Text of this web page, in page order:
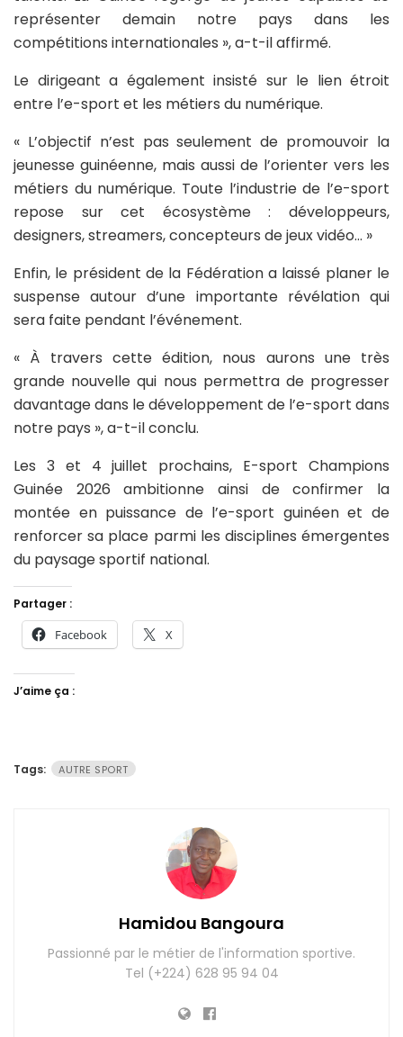
représenter demain notre pays dans les
compétitions internationales », a-t-il affirmé.
Le dirigeant a également insisté sur le lien étroit
entre l’e-sport et les métiers du numérique.
« L’objectif n’est pas seulement de promouvoir la
jeunesse guinéenne, mais aussi de l’orienter vers les
métiers du numérique. Toute l’industrie de l’e-sport
repose sur cet écosystème : développeurs,
designers, streamers, concepteurs de jeux vidéo… »
Enfin, le président de la Fédération a laissé planer le
suspense autour d’une importante révélation qui
sera faite pendant l’événement.
« À travers cette édition, nous aurons une très
grande nouvelle qui nous permettra de progresser
davantage dans le développement de l’e-sport dans
notre pays », a-t-il conclu.
Les 3 et 4 juillet prochains, E-sport Champions
Guinée 2026 ambitionne ainsi de confirmer la
montée en puissance de l’e-sport guinéen et de
renforcer sa place parmi les disciplines émergentes
du paysage sportif national.
Partager :
Facebook X
J’aime ça :
Tags: AUTRE SPORT
Hamidou Bangoura
Passionné par le métier de l'information sportive.
Tel (+224) 628 95 94 04